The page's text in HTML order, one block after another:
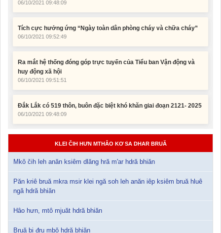
06/10/2021 09:52:49
huy động xã hội
06/10/2021 09:51:51
06/10/2021 09:48:09
KLEI ČIH HƯN MTHÂO KƠ SA DHAR BRUĂ
Mkǒ čih leh anăn ksiêm dlăng hră m'ar hdră bhiăn
Păn kriê bruă mkra msir klei ngă soh leh anăn iêp ksiêm bruă hluê
ngă hdră bhiăn
Hâo hưn, mtô mjuăt hdră bhiăn
Bruă bi đru mbǒ hdră bhiăn